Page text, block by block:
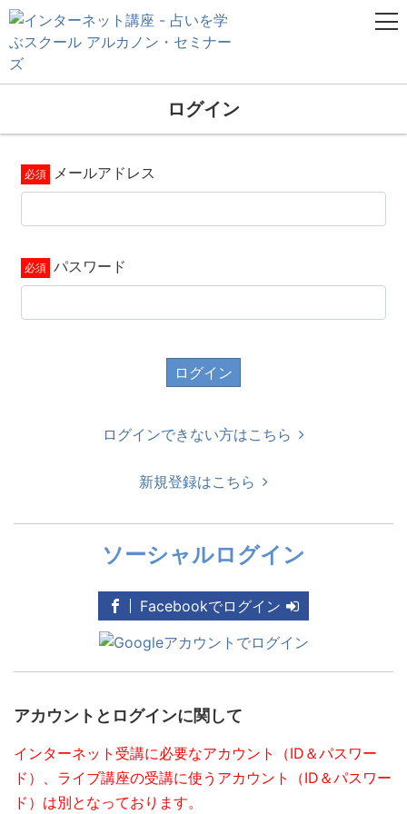
ログイン
メールアドレス
パスワード
ログイン
ログインできない方はこちら
新規登録はこちら
ソーシャルログイン
Facebookでログイン
アカウントとログインに関して
インターネット受講に必要なアカウント（ID＆パスワー
ド）、ライブ講座の受講に使うアカウント（ID＆パスワー
ド）は別となっております。